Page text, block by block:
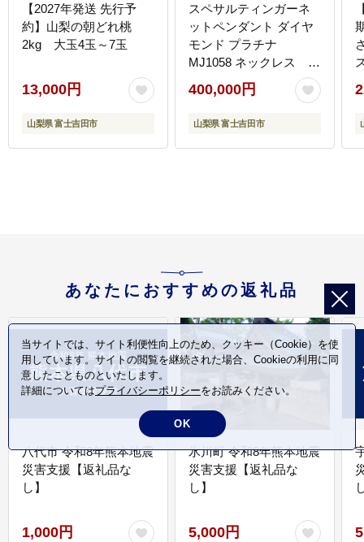
【2027年発送 先行予
約】山梨の朝どれ桃
2kg 大玉4玉～7玉
13,000円
山梨県 富士吉田市
スペサルティンガーネ
ットペンダント ダイヤ
モンド プラチナ
MJ1058 ネックレス
【ジュエリー ネックレ
ス】
400,000円
山梨県 富士吉田市
あなたにおすすめの返礼品
八代市 令和8年熊本地震
災害支援【返礼品な
し】
1,000円
氷川町 令和8年熊本地震
災害支援【返礼品な
し】
5,000円
当サイトでは、サイト利便性向上のため、クッキー（Cookie）を使
用しています。サイトの閲覧を継続された場合、Cookieの利用に同
意したことものといたします。
詳細についてはプライバシーポリシーをお読みください。
OK